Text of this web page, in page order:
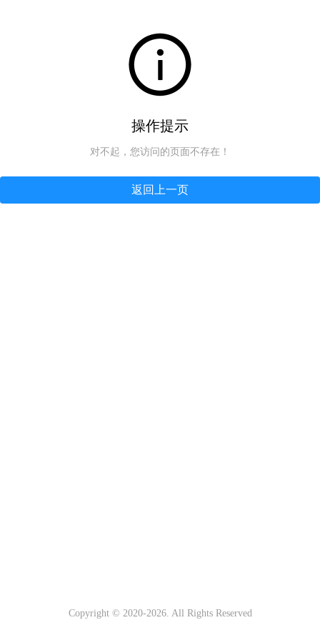
操作提示
对不起，您访问的页面不存在！
返回上一页
Copyright © 2020-2026. All Rights Reserved